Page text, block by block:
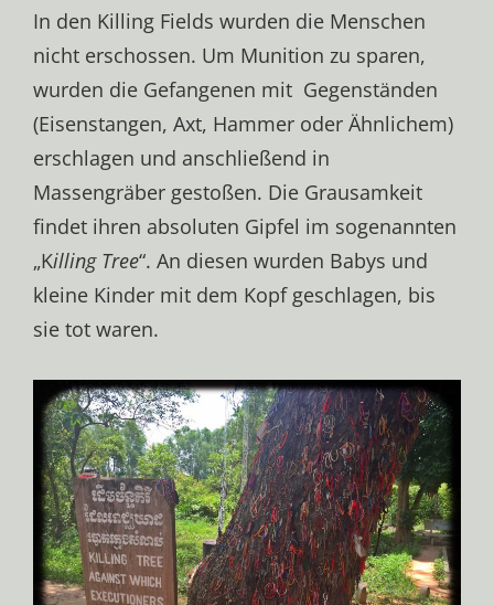
In den Killing Fields wurden die Menschen
nicht erschossen. Um Munition zu sparen,
wurden die Gefangenen mit Gegenständen
(Eisenstangen, Axt, Hammer oder Ähnlichem)
erschlagen und anschließend in
Massengräber gestoßen. Die Grausamkeit
findet ihren absoluten Gipfel im sogenannten
„Killing Tree“. An diesen wurden Babys und
kleine Kinder mit dem Kopf geschlagen, bis
sie tot waren.